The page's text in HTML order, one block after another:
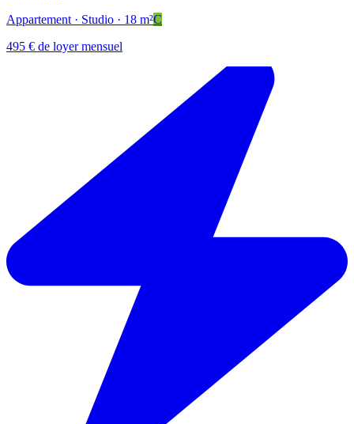
Appartement · Studio · 18 m²C
495 € de loyer mensuel